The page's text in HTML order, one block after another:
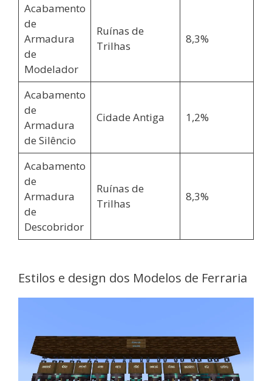
Acabamento
de
Armadura
de
Modelador
Ruínas de
Trilhas
8,3%
Acabamento
de
Armadura
de Silêncio
Cidade Antiga 1,2%
Acabamento
de
Armadura
de
Descobridor
Ruínas de
Trilhas
8,3%
Estilos e design dos Modelos de Ferraria